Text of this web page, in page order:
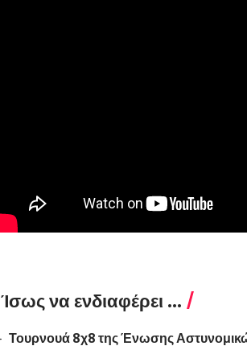
Ίσως να ενδιαφέρει ...
Τουρνουά 8χ8 της Ένωσης